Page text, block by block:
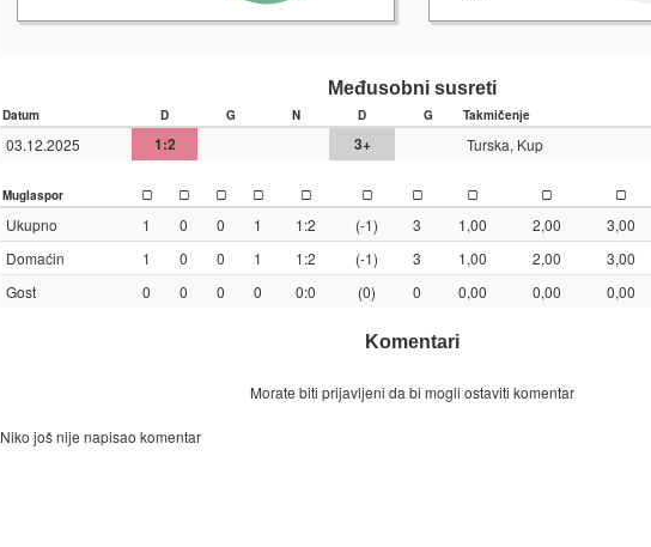
Međusobni susreti
Datum D G N D G Takmičenje
03.12.2025 1:2 3+ Turska, Kup
Muglaspor
Ukupno 1 0 0 1 1:2 (-1) 3 1,00 2,00 3,00
Domaćin
1 0 0 1 1:2 (-1) 3 1,00 2,00 3,00
Gost
0 0 0 0 0:0 (0) 0 0,00 0,00 0,00
Komentari
Morate biti prijavljeni da bi mogli ostaviti komentar
Niko još nije napisao komentar